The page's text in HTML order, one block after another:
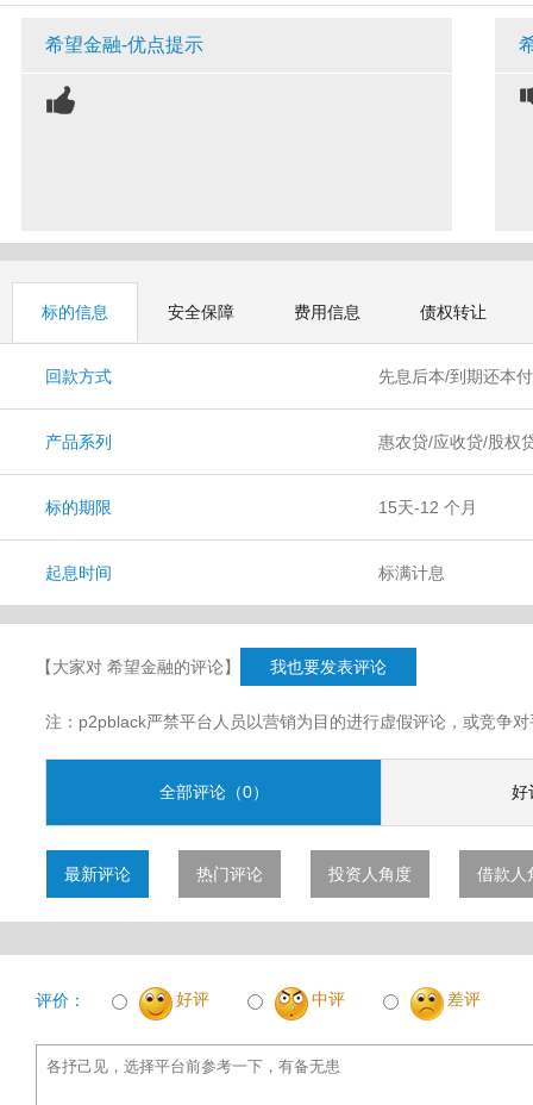
希望金融-优点提示
标的信息 安全保障 费用信息 债权转让
回款方式 先息后本/到期还本
产品系列 惠农贷/应收贷/股权
标的期限 15天-12 个月
起息时间 标满计息
【大家对 希望金融的评论】 我也要发表评论
注：p2pblack严禁平台人员以营销为目的进行虚假评论，或竞争
全部评论（0） 好
最新评论 热门评论 投资人角度 借款人
评价： 好评 中评 差评